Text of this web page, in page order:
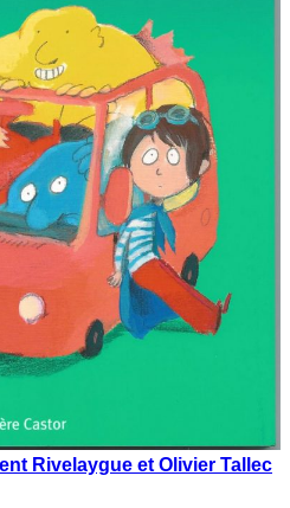
Rivelaygue et Olivier Tallec